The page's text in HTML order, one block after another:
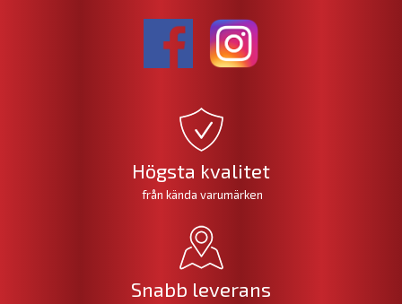
Högsta kvalitet
från kända varumärken
Snabb leverans